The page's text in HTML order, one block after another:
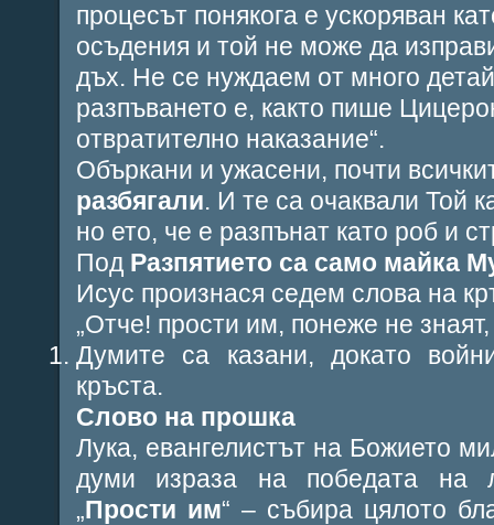
процесът понякога е ускоряван
осъдения и той не може да
дъх. Не се нуждаем от много
разпъването е, както пише
отвратително наказание“.
Объркани и ужасени, почти
разбягали. И те са очаквали Той
но ето, че е разпънат като роб и
Под Разпятието са само майка
Исус произнася седем слова на
„Отче! прости им, понеже не
Думите са казани, докато
кръста.
Слово на прошка
Лука, евангелистът на Божието
думи израза на победата на
„Прости им“ – събира цялото